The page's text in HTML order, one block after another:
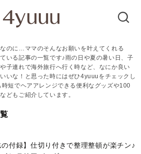
のに…ママのそんなお願いを叶えてくれる
いる記事の一覧です♪雨の日や夏の暑い日、子
子連れで海外旅行へ行く時など、なにか良い
いな！と思った時にはぜひ4yuuuをチェックし
短でヘアアレンジできる便利なグッズや100
どもご紹介しています。
の付録】仕切り付きで整理整頓が楽チン♪